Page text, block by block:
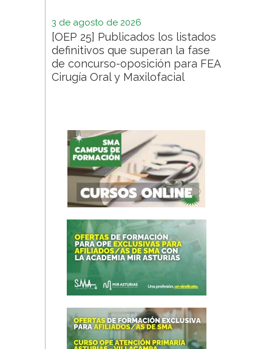
3 de agosto de 2026
[OEP 25] Publicados los listados
definitivos que superan la fase
de concurso-oposición para FEA
Cirugía Oral y Maxilofacial